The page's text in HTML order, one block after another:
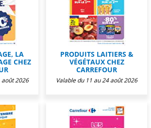
LA
CHEZ
août 2026
PRODUITS LAITIERS &
VÉGÉTAUX CHEZ
CARREFOUR
Valable du 11 au 24 août 2026